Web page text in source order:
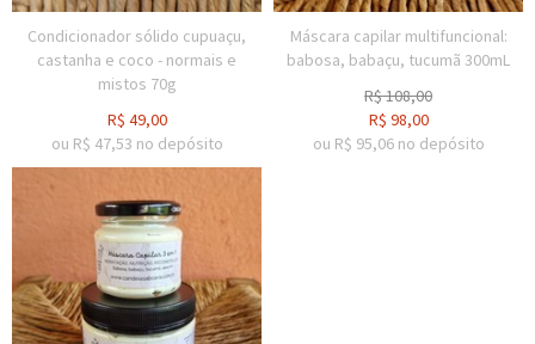
Condicionador sólido cupuaçu,
castanha e coco - normais e
mistos 70g
R$ 49,00
ou R$ 47,53 no depósito
Máscara capilar multifuncional:
babosa, babaçu, tucumã 300mL
R$108,00
R$ 98,00
ou R$ 95,06 no depósito